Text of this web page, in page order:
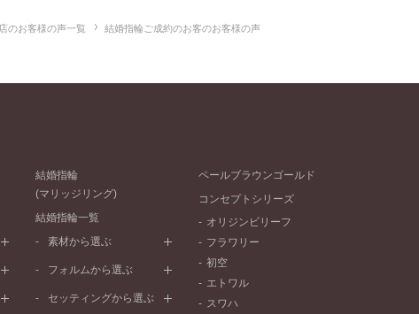
のお客様の声一覧 結婚指輪ご成約のお客のお客様の声
結婚指輪
(マリッジリング)
結婚指輪一覧
素材から選ぶ
プラチナ
ピンクゴールド
フォルムから選ぶ
ストレートライン
セッティングから選ぶ
ペールブラウンゴールド
コンセプトシリーズ
オリジンビリーフ
フラワリー
初空
エトワル
スワハ